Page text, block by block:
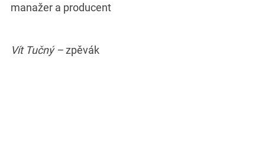
manažer a producent
Vít Tučný –zpěvák